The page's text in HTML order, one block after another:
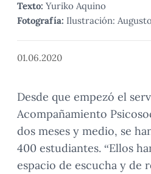
Texto: Yuriko Aquino
Fotografía: Ilustración:
01.06.2020
Desde que empezó el
Acompañamiento
dos meses y medio, se
400 estudiantes. “Ellos
espacio de escucha y de